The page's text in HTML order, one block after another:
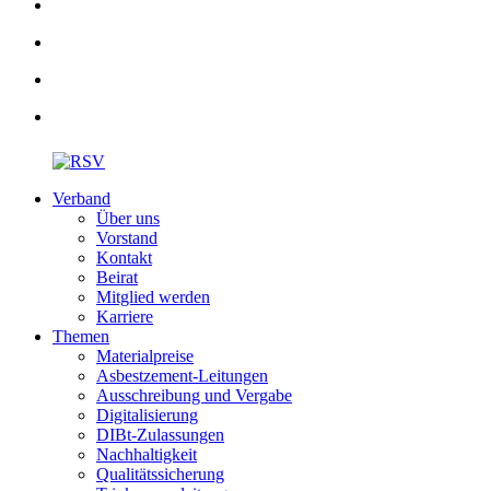
Verband
Über uns
Vorstand
Kontakt
Beirat
Mitglied werden
Karriere
Themen
Materialpreise
Asbestzement-Leitungen
Ausschreibung und Vergabe
Digitalisierung
DIBt-Zulassungen
Nachhaltigkeit
Qualitätssicherung